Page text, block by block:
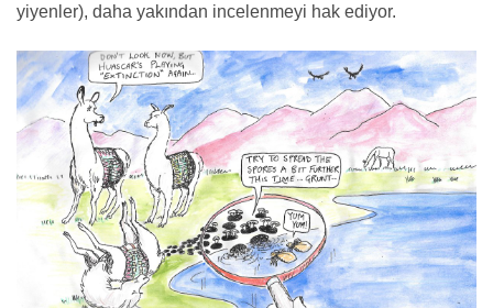
yiyenler), daha yakından incelenmeyi hak ediyor.